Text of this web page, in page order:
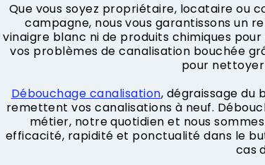
Que vous soyez propriétaire, locataire ou
campagne, nous vous garantissons un
vinaigre blanc ni de produits chimiques
vos problèmes de canalisation bouchée
pour
Débouchage canalisation, dégraissage du
remettent vos canalisations à neuf.
métier, notre quotidien et nous
efficacité, rapidité et ponctualité dans le
cas